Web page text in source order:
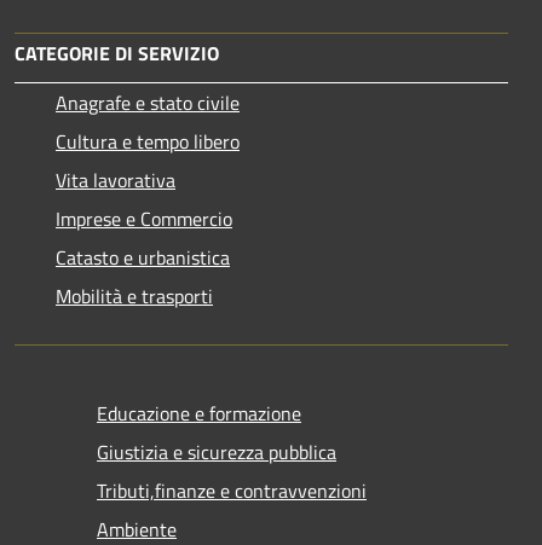
CATEGORIE DI SERVIZIO
Anagrafe e stato civile
Cultura e tempo libero
Vita lavorativa
Imprese e Commercio
Catasto e urbanistica
Mobilità e trasporti
Educazione e formazione
Giustizia e sicurezza pubblica
Tributi,finanze e contravvenzioni
Ambiente